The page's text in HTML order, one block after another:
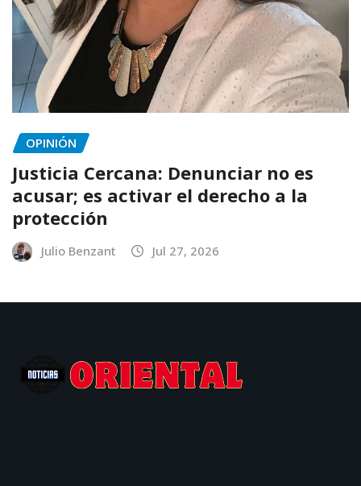
OPINIÓN
Justicia Cercana: Denunciar no es
acusar; es activar el derecho a la
protección
Julio Benzant Jul 27, 2026